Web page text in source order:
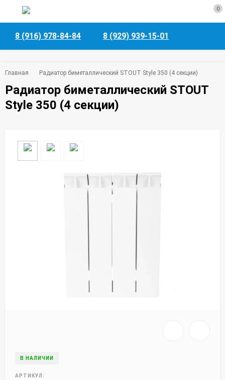
0
8 (916) 978-84-84 8 (929) 939-15-01
Главная Радиатор биметаллический STOUT Style 350 (4 секции)
Радиатор биметаллический STOUT
Style 350 (4 секции)
В НАЛИЧИИ
АРТИКУЛ: